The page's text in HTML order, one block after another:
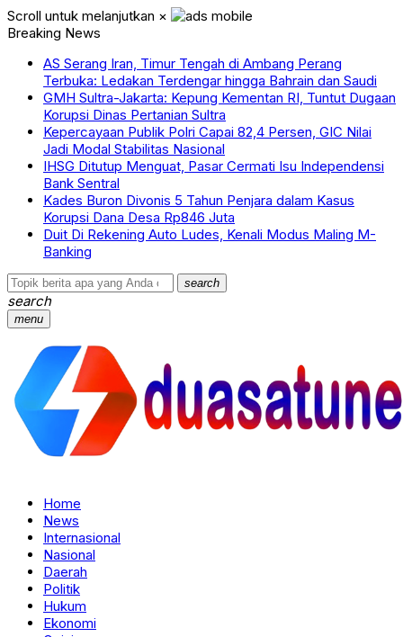
Scroll untuk melanjutkan ×
Breaking News
AS Serang Iran, Timur Tengah di Ambang Perang
Terbuka: Ledakan Terdengar hingga Bahrain dan Saudi
GMH Sultra-Jakarta: Kepung Kementan RI, Tuntut Dugaan
Korupsi Dinas Pertanian Sultra
Kepercayaan Publik Polri Capai 82,4 Persen, GIC Nilai
Jadi Modal Stabilitas Nasional
IHSG Ditutup Menguat, Pasar Cermati Isu Independensi
Bank Sentral
Kades Buron Divonis 5 Tahun Penjara dalam Kasus
Korupsi Dana Desa Rp846 Juta
Duit Di Rekening Auto Ludes, Kenali Modus Maling M-
Banking
search
search
menu
Home
News
Internasional
Nasional
Daerah
Politik
Hukum
Ekonomi